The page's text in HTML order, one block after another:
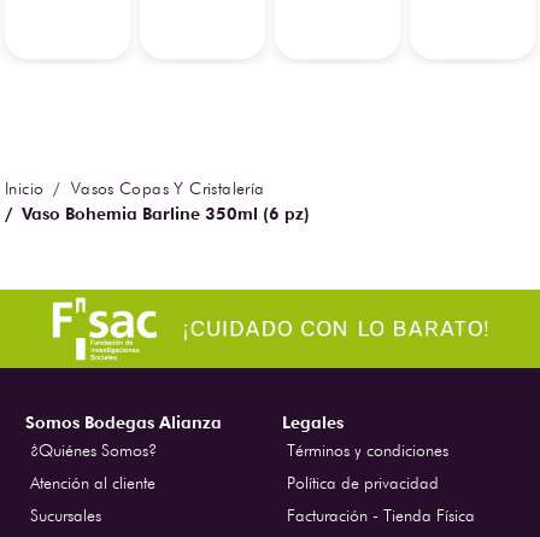
Vasos Copas Y Cristalería
Vaso Bohemia Barline 350ml (6 pz)
Somos Bodegas Alianza
¿Quiénes Somos?
Atención al cliente
Sucursales
Legales
Términos y condiciones
Política de privacidad
Facturación - Tienda Física